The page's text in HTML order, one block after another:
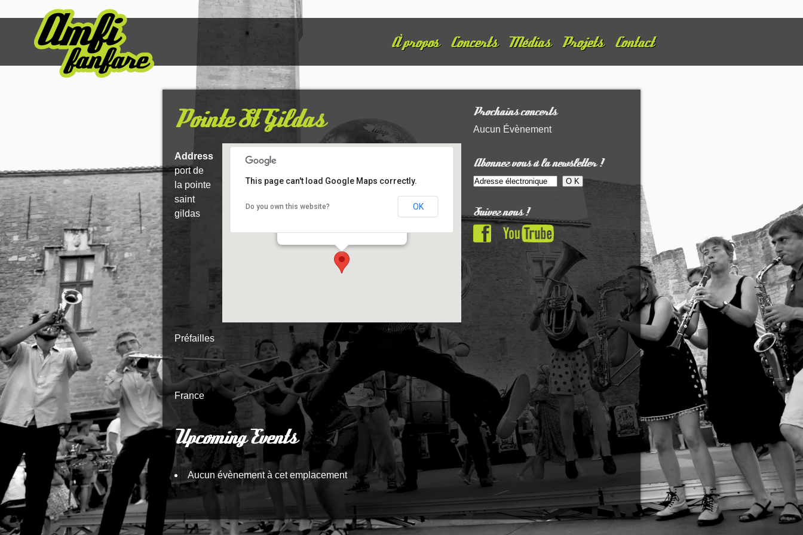
À propos Concerts Médias Projets Contact
Pointe St Gildas
This page can't load Google Maps correctly.
Do you own this website? OK
Address
port de
la pointe
saint
gildas
Préfailles
France
Upcoming Events
Aucun évènement à cet emplacement
Prochains concerts
Aucun Évènement
Abonnez vous à la newsletter !
Suivez nous !
микрозайм займ на карту онлайн быстрый займ